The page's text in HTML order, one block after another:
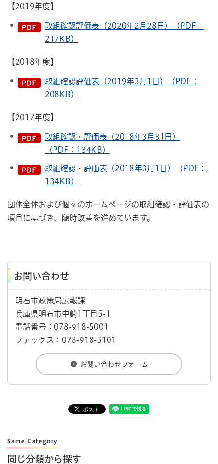
【2019年度】
取組確認評価表（2020年2月28日）（PDF：
217KB）
【2018年度】
取組確認評価表（2019年3月1日）（PDF：
208KB）
【2017年度】
取組確認・評価表（2018年3月31日）
（PDF：134KB）
取組確認・評価表（2018年3月1日）
（PDF：
134KB）
団体全体および個々のホームページの取組確認・評価表の
項目に基づき、随時改善を進めています。
お問い合わせ
明石市政策局広報課
兵庫県明石市中崎1丁目5-1
電話番号：078-918-5001
ファックス：078-918-5101
同じ分類から探す